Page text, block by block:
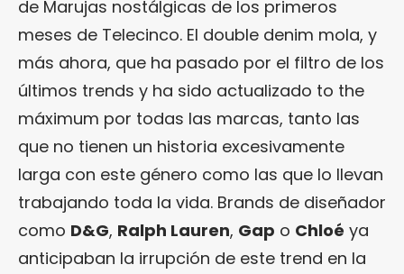
de Marujas nostálgicas de los primeros
meses de Telecinco. El double denim mola, y
más ahora, que ha pasado por el filtro de los
últimos trends y ha sido actualizado to the
máximum por todas las marcas, tanto las
que no tienen un historia excesivamente
larga con este género como las que lo llevan
trabajando toda la vida. Brands de diseñador
como D&G, Ralph Lauren, Gap o Chloé ya
anticipaban la irrupción de este trend en la